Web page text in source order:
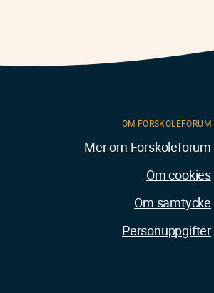
OM FÖRSKOLEFORUM
Mer om Förskoleforum
Om cookies
Om samtycke
Personuppgifter